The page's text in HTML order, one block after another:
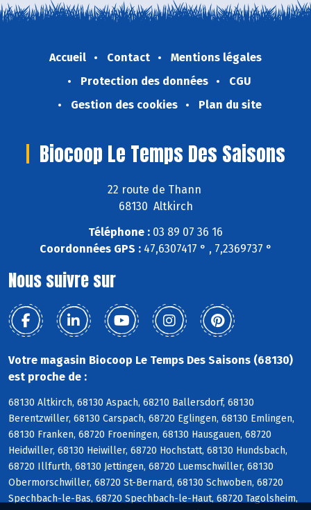
Accueil Contact
Mentions légales
Protection des données
CGU
Gestion des cookies
Plan du site
Biocoop Le Temps Des Saisons
22 route de Thann
68130 Altkirch
Téléphone : 03 89 07 36 16
Coordonnées GPS :47,6307417 ° , 7,2369737 °
Nous suivre sur
Votre magasin Biocoop Le Temps Des Saisons (68130)
est proche de :
68130 Altkirch, 68130 Aspach, 68210 Ballersdorf, 68130
Berentzwiller, 68130 Carspach, 68720 Eglingen, 68130 Emlingen,
68130 Franken, 68720 Froeningen, 68130 Hausgauen, 68720
Heidwiller, 68130 Heiwiller, 68720 Hochstatt, 68130 Hundsbach,
68720 Illfurth, 68130 Jettingen, 68720 Luemschwiller, 68130
Obermorschwiller, 68720 St-Bernard, 68130 Schwoben, 68720
Spechbach-le-Bas, 68720 Spechbach-le-Haut, 68720 Tagolsheim,